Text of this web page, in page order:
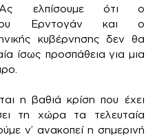
ελπίσουμε ότι ο
του Ερντογάν και ο
κυβέρνησης δεν θα
ίσως προσπάθεια για μια
η βαθιά κρίση που έχει
τη χώρα τα τελευταία
ν’ ανακοπεί η σημερινή